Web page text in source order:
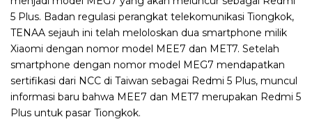
5 Plus. Badan regulasi perangkat telekomunikasi Tiongkok,
TENAA sejauh ini telah meloloskan dua smartphone milik
Xiaomi dengan nomor model MEE7 dan MET7. Setelah
smartphone dengan nomor model MEG7 mendapatkan
sertifikasi dari NCC di Taiwan sebagai Redmi 5 Plus, muncul
informasi baru bahwa MEE7 dan MET7 merupakan Redmi 5
Plus untuk pasar Tiongkok.